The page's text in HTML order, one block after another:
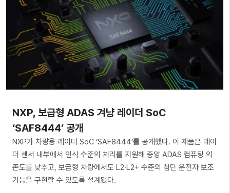
NXP, 보급형 ADAS 겨냥 레이더 SoC
‘SAF8444’ 공개
NXP가 차량용 레이더 SoC ‘SAF8444’를 공개했다. 이 제품은 레이
더 센서 내부에서 인식 수준의 처리를 지원해 중앙 ADAS 컴퓨팅 의
존도를 낮추고, 보급형 차량에서도 L2·L2+ 수준의 첨단 운전자 보조
기능을 구현할 수 있도록 설계됐다.